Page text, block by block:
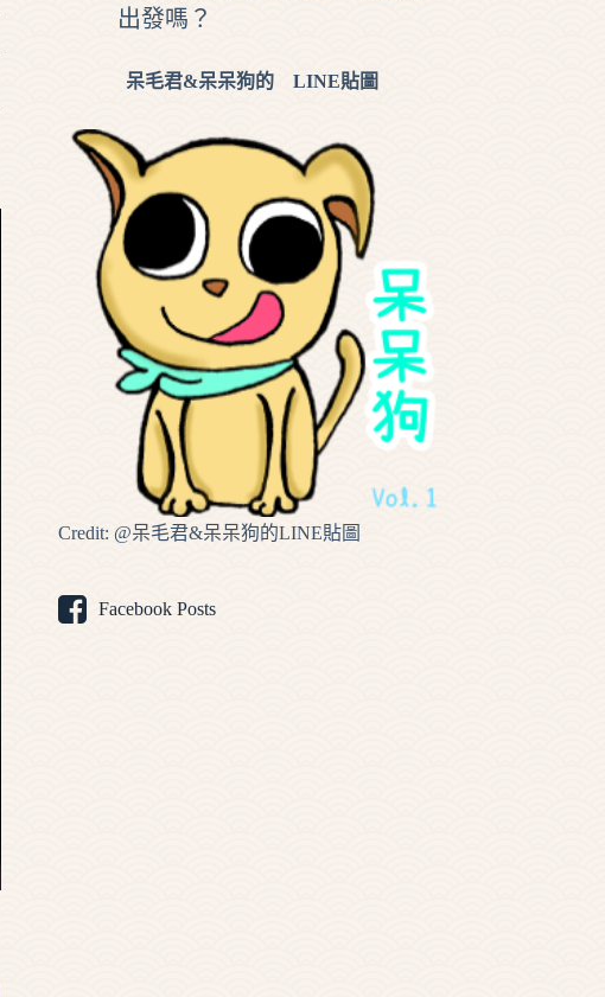
出發嗎？
呆毛君&呆呆狗的 LINE貼圖
Credit: @呆毛君&呆呆狗的LINE貼圖
Facebook Posts